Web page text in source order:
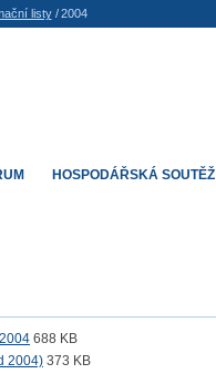
688 KB
2004) 373 KB
HOSPODÁŘSKÁ SOUTĚŽ
listy/ 2004